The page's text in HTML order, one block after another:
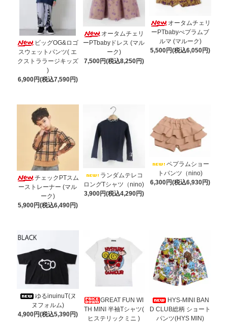
ビッグOG&ロゴ
スウェットパンツ( エ
クストララージキッズ
)
6,900円(税込7,590円)
オータムチェリ
ーPTbabyドレス (マル
ーク)
7,500円(税込8,250円)
オータムチェリ
ーPTbabyぺプラムブ
ルマ (マルーク)
5,500円(税込6,050円)
チェックPTスム
ーストレーナー (マル
ーク)
5,900円(税込6,490円)
ランダムテレコ
ロングTシャツ（nino)
3,900円(税込4,290円)
ペプラムショー
トパンツ（nino)
6,300円(税込6,930円)
ゆるinuinuT(ヌ
ヌフォルム)
4,900円(税込5,390円)
GREAT FUN WI
TH MINI 半袖Tシャツ(
ヒステリックミニ )
HYS-MINI BAN
D CLUB総柄 ショート
パンツ(HYS MIN)